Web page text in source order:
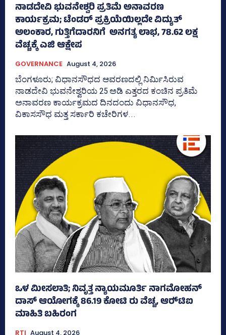
ನಾಡದೇವಿ ಭುವನೇಶ್ವರಿ ಪ್ರತಿಮೆ ಅನಾವರಣ
ಕಾರ್ಯಕ್ರಮ; ಟೆಂಡರ್ ಪ್ರಕ್ರಿಯೆಯಿಲ್ಲದೇ ವಿದ್ಯುತ್‌
ಅಲಂಕಾರ, ಗುತ್ತಿಗೆದಾರನಿಗೆ ಅನಗತ್ಯ ಲಾಭ, 78.62 ಲಕ್ಷ
ವೆಚ್ಚಕ್ಕೆ ಎಜಿ ಆಕ್ಷೇಪ
GOVERNANCE August 4, 2026
ಬೆಂಗಳೂರು; ವಿಧಾನಸೌಧದ ಆವರಣದಲ್ಲಿ ನಿರ್ಮಿಸಿರುವ
ನಾಡದೇವಿ ಭುವನೇಶ್ವರಿಯ 25 ಅಡಿ ಎತ್ತರದ ಕಂಚಿನ ಪ್ರತಿಮೆ
ಅನಾವರಣ ಕಾರ್ಯಕ್ರಮದ ದಿನದಂದು ವಿಧಾನಸೌಧ,
ವಿಕಾಸಸೌಧ ಮತ್ತ ಸರ್ಕಾರಿ ಕಚೇರಿಗಳ...
ಒಳ ಮೀಸಲಾತಿ; ನಿವೃತ್ತ ನ್ಯಾಯಮೂರ್ತಿ ನಾಗಮೋಹನ್
ದಾಸ್ ಆಯೋಗಕ್ಕೆ 86.19 ಕೋಟಿ ರು ವೆಚ್ಚ, ಆರ್‍‌ಟಿಐ
ಮಾಹಿತಿ ಬಹಿರಂಗ
RTI August 4, 2026